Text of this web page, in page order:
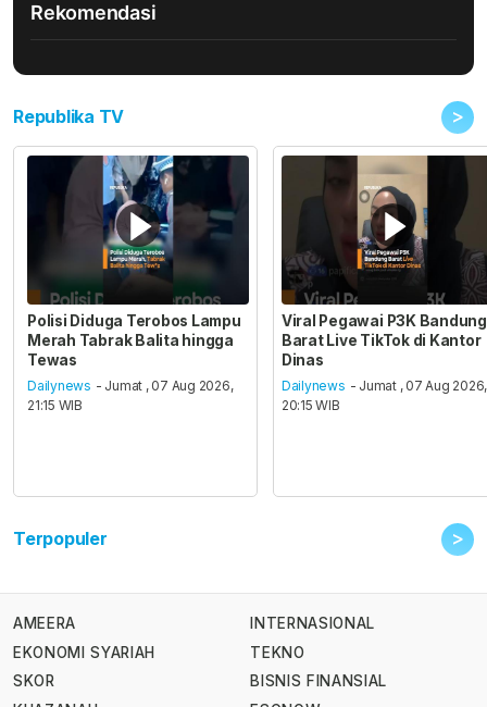
Rekomendasi
Republika TV >
Polisi Diduga Terobos Lampu
Merah Tabrak Balita hingga
Tewas
Dailynews - Jumat , 07 Aug 2026,
21:15 WIB
Viral Pegawai P3K Bandung
Barat Live TikTok di Kantor
Dinas
Dailynews - Jumat , 07 Aug 2026,
20:15 WIB
Terpopuler >
AMEERA
EKONOMI SYARIAH
SKOR
INTERNASIONAL
TEKNO
BISNIS FINANSIAL